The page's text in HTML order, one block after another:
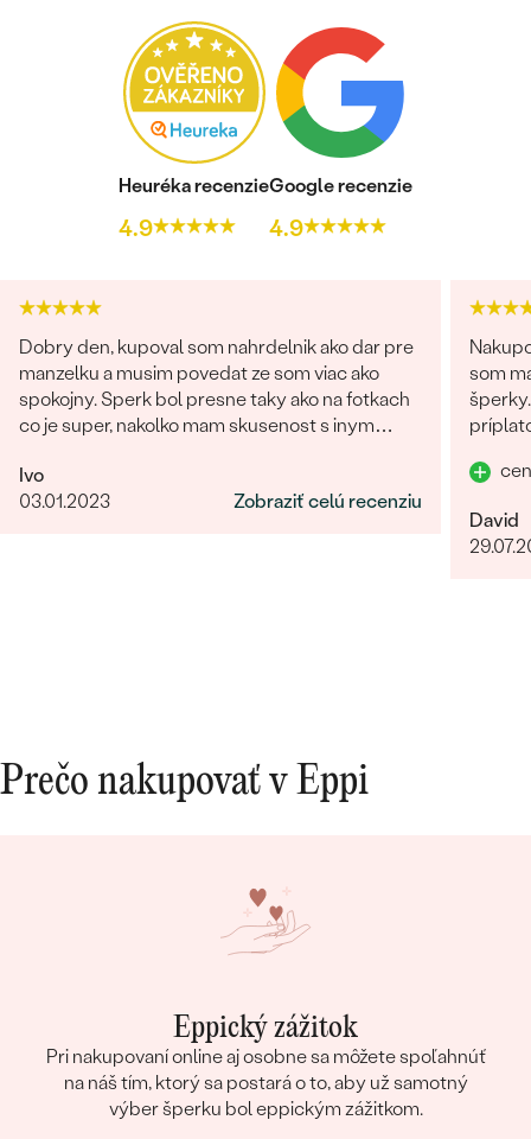
Heuréka recenzie
4.9
Google recenzie
4.9
Dobry den, kupoval som nahrdelnik ako dar pre
manzelku a musim povedat ze som viac ako
spokojny. Sperk bol presne taky ako na fotkach
co je super, nakolko mam skusenost s inym
giganticky a prisla "miniatura". V tomto obchode
fotka presne velkostne sedi s realitou (foto na
Ivo
03.01.2023
Zobraziť celú recenziu
som
David
Prečo nakupovať v Eppi
Eppický zážitok
Pri nakupovaní online aj osobne sa môžete spoľahnúť
na náš tím, ktorý sa postará o to, aby už samotný
výber šperku bol eppickým zážitkom.